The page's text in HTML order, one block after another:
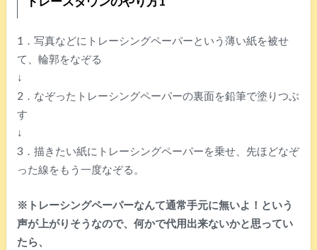
1．写真などにトレーシングペーパーという薄い紙を被せ
て、輪郭をなぞる
↓
2．なぞったトレーシングペーパーの裏面を鉛筆で塗りつぶ
す
↓
3．描きたい紙にトレーシングペーパーを乗せ、先ほどなぞ
った線をもう一度なぞる。
※トレーシングペーパーなんて通常手元に無いよ！という
声が上がりそうなので、何かで代用出来ないかと思ってい
たら、